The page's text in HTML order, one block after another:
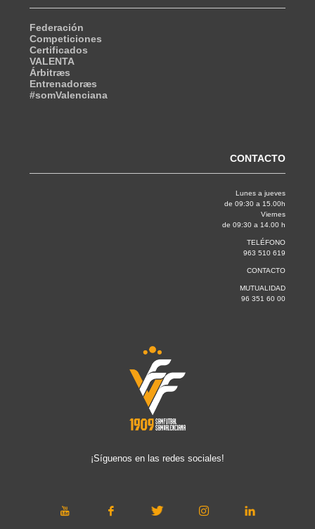
Federación
Competiciones
Certificados
VALENTA
Árbitræs
Entrenadoræs
#somValenciana
CONTACTO
Lunes a jueves
de 09:30 a 15.00h
Viernes
de 09:30 a 14.00 h
TELÉFONO
963 510 619
CONTACTO
MUTUALIDAD
96 351 60 00
¡Síguenos en las redes sociales!